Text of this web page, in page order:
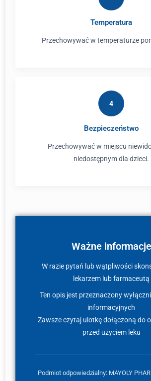
Temperatura
Przechowywać w temperaturze
4
Bezpieczeństwo
Przechowywać w miejscu
niedostępnym dla dzieci.
Ważne informacje
W razie pytań lub wątpliwości
lekarzem lub farmaceutą
Ten opis jest przeznaczony
informacyjnych
Zawsze czytaj ulotkę dołączoną do
przed użyciem leku
Podmiot odpowiedzialny: MAYOLY